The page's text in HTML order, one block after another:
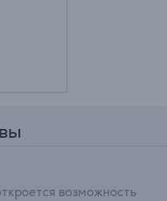
возможность